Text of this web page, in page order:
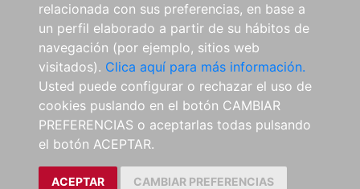
relacionada con sus preferencias, en base a
un perfil elaborado a partir de su hábitos de
navegación (por ejemplo, sitios web
visitados). Clica aquí para más información.
Usted puede configurar o rechazar el uso de
cookies puslando en el botón CAMBIAR
PREFERENCIAS o aceptarlas todas pulsando
el botón ACEPTAR.
ACEPTAR CAMBIAR PREFERENCIAS